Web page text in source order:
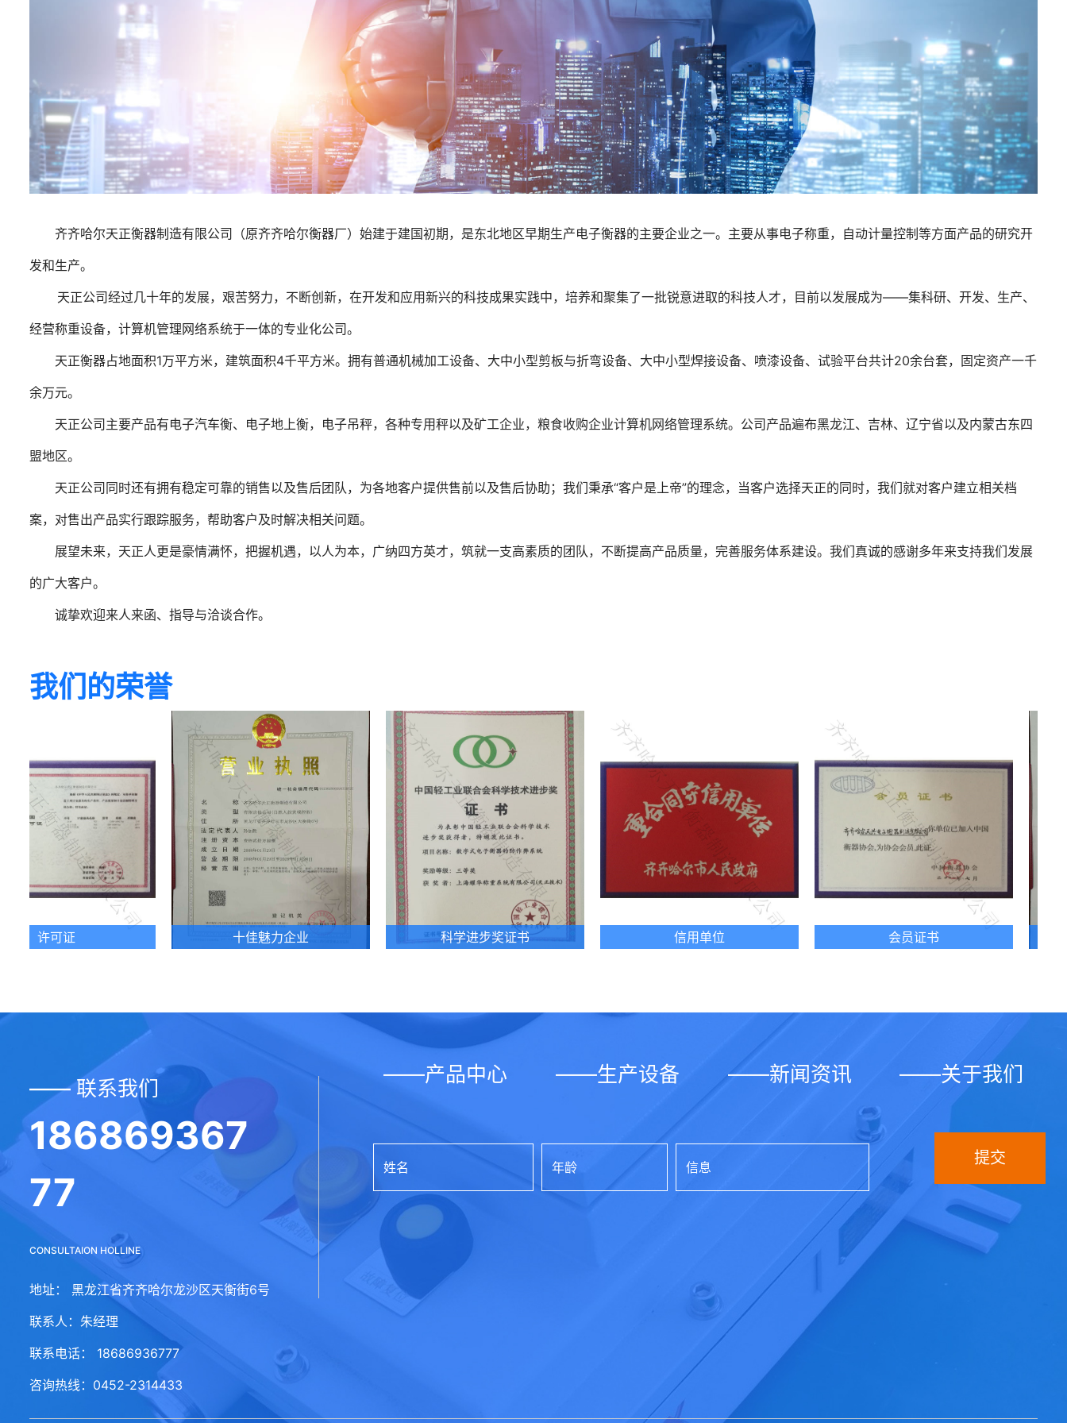
齐齐哈尔天正衡器制造有限公司（原齐齐哈尔衡器厂）始建于建国初期，是东北地区早期生产电子衡器的主要企业之一。主要从事电子称重，自动计量控制等方面产品的研究开
发和生产。
天正公司经过几十年的发展，艰苦努力，不断创新，在开发和应用新兴的科技成果实践中，培养和聚集了一批锐意进取的科技人才，目前以发展成为——集科研、开发、生产、
经营称重设备，计算机管理网络系统于一体的专业化公司。
天正衡器占地面积1万平方米，建筑面积4千平方米。拥有普通机械加工设备、大中小型剪板与折弯设备、大中小型焊接设备、喷漆设备、试验平台共计20余台套，固定资产一千
余万元。
天正公司主要产品有电子汽车衡、电子地上衡，电子吊秤，各种专用秤以及矿工企业，粮食收购企业计算机网络管理系统。公司产品遍布黑龙江、吉林、辽宁省以及内蒙古东四
盟地区。
天正公司同时还有拥有稳定可靠的销售以及售后团队，为各地客户提供售前以及售后协助；我们秉承“客户是上帝”的理念，当客户选择天正的同时，我们就对客户建立相关档
案，对售出产品实行跟踪服务，帮助客户及时解决相关问题。
展望未来，天正人更是豪情满怀，把握机遇，以人为本，广纳四方英才，筑就一支高素质的团队，不断提高产品质量，完善服务体系建设。我们真诚的感谢多年来支持我们发展
的广大客户。
诚挚欢迎来人来函、指导与洽谈合作。
我们的荣誉
信用单位
—— 联系我们
186869367
77
CONSULTAION HOLLINE
地址： 黑龙江省齐齐哈尔龙沙区天衡街6号
联系人：朱经理
联系电话： 18686936777
咨询热线：0452-2314433
——产品中心 ——生产设备 ——新闻资讯 ——关于我们
提交